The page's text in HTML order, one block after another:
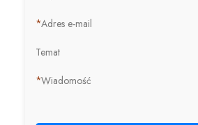
*Adres e-mail
Temat
*Wiadomość